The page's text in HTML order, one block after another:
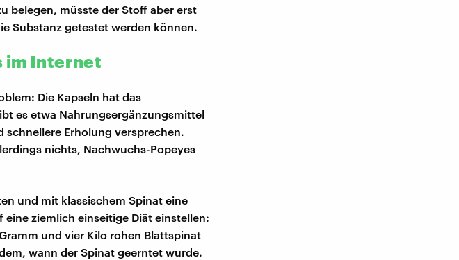
belegen, müsste der Stoff aber erst
Substanz getestet werden können.
im Internet
Die Kapseln hat das
es etwa Nahrungsergänzungsmittel
Erholung versprechen.
nichts, Nachwuchs-Popeyes
und mit klassischem Spinat eine
ziemlich einseitige Diät einstellen:
und vier Kilo rohen Blattspinat
wann der Spinat geerntet wurde.